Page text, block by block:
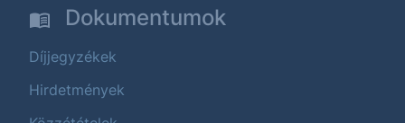
Dokumentumok
Díjjegyzékek
Hirdetmények